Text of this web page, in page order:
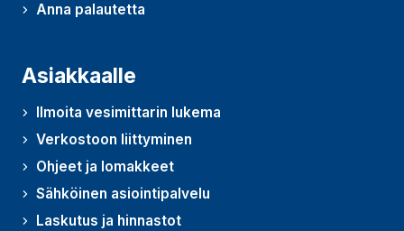
Anna palautetta
(Avautuu uudessa ikkunassa)
Asiakkaalle
Ilmoita vesimittarin lukema
Verkostoon liittyminen
Ohjeet ja lomakkeet
Sähköinen asiointipalvelu
Laskutus ja hinnastot